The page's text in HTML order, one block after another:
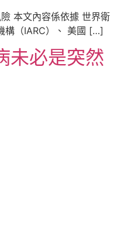
本文內容係依據 世界衛
構（IARC）、 美國 […]
未必是突然